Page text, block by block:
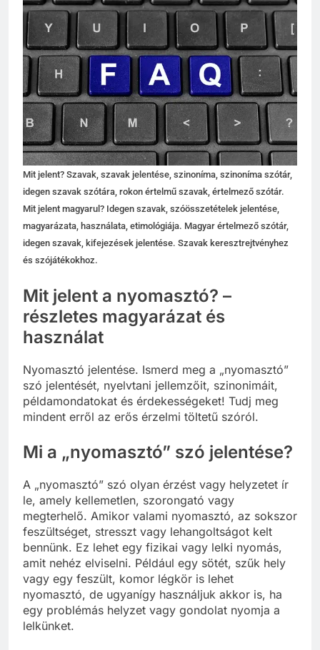
Mit jelent? Szavak, szavak jelentése, szinoníma, szinoníma szótár,
idegen szavak szótára, rokon értelmű szavak, értelmező szótár.
Mit jelent magyarul? Idegen szavak, szóösszetételek jelentése,
magyarázata, használata, etimológiája. Magyar értelmező szótár,
idegen szavak, kifejezések jelentése. Szavak keresztrejtvényhez
és szójátékokhoz.
Mit jelent a nyomasztó? –
részletes magyarázat és
használat
Nyomasztó jelentése. Ismerd meg a „nyomasztó”
szó jelentését, nyelvtani jellemzőit, szinonimáit,
példamondatokat és érdekességeket! Tudj meg
mindent erről az erős érzelmi töltetű szóról.
Mi a „nyomasztó” szó jelentése?
A „nyomasztó” szó olyan érzést vagy helyzetet ír
le, amely kellemetlen, szorongató vagy
megterhelő. Amikor valami nyomasztó, az sokszor
feszültséget, stresszt vagy lehangoltságot kelt
bennünk. Ez lehet egy fizikai vagy lelki nyomás,
amit nehéz elviselni. Például egy sötét, szűk hely
vagy egy feszült, komor légkör is lehet
nyomasztó, de ugyanígy használjuk akkor is, ha
egy problémás helyzet vagy gondolat nyomja a
lelkünket.